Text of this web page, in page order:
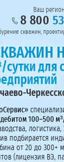
Колл-центр на
Ваш
8 800
сутки для
дебитом 100–500
подбирается
от 20 до 300+
(лицензия ВЭ,